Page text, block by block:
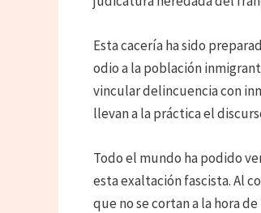
Esta cacería ha sido
odio a la población
vincular delincuencia con
llevan a la práctica el
Todo el mundo ha podido
esta exaltación fascista. Al
que no se cortan a la hora